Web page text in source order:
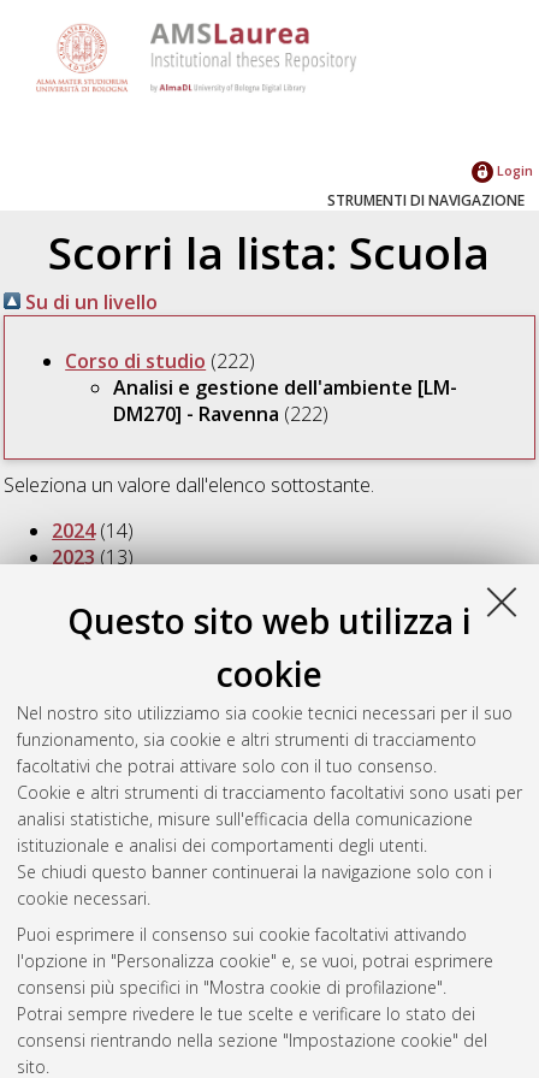
Questo sito web utilizza i
cookie
Nel nostro sito utilizziamo sia cookie tecnici necessari per il suo
funzionamento, sia cookie e altri strumenti di tracciamento
facoltativi che potrai attivare solo con il tuo consenso.
Cookie e altri strumenti di tracciamento facoltativi sono usati per
analisi statistiche, misure sull'efficacia della comunicazione
istituzionale e analisi dei comportamenti degli utenti.
Se chiudi questo banner continuerai la navigazione solo con i
cookie necessari.
Puoi esprimere il consenso sui cookie facoltativi attivando
l'opzione in "Personalizza cookie" e, se vuoi, potrai esprimere
consensi più specifici in "Mostra cookie di profilazione".
Potrai sempre rivedere le tue scelte e verificare lo stato dei
consensi rientrando nella sezione "Impostazione cookie" del
sito.
Login
STRUMENTI DI NAVIGAZIONE
Scorri la lista: Scuola
Su di un livello
Corso di studio (222)
Analisi e gestione dell'ambiente [LM-
DM270] - Ravenna (222)
Seleziona un valore dall'elenco sottostante.
2024(14)
2023(13)
2021(27)
2020(25)
2017(20)
2016(15)
2015 (19)
2014(18)
2013(13)
2012(1)
Atom
Rss 1.0
Rss 2.0